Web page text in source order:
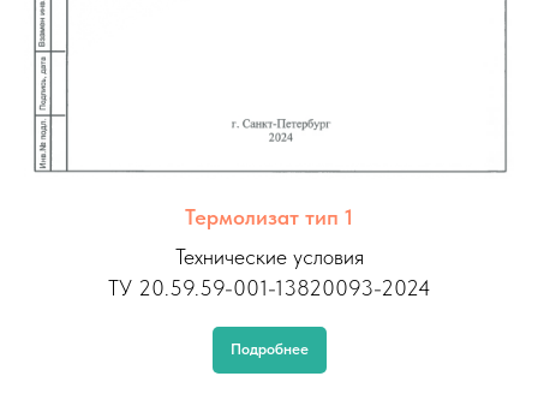
Термолизат тип 1
Технические условия
ТУ 20.59.59-001-13820093-2024
Подробнее